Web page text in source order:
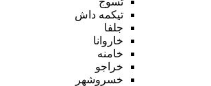
تیکمه داش
جلفا
خاروانا
خامنه
خراجو
خسروشهر